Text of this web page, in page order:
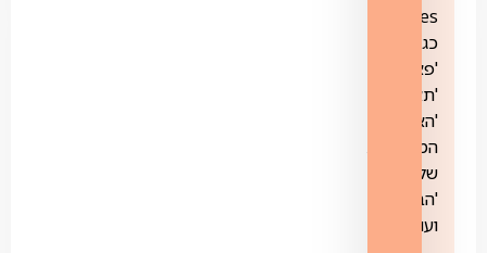
yes
כגון:
'פאודה',
'תאג"ד',
'האחיות
המוצלחות
שלי',
'הבוזגלוס'
ועוד.